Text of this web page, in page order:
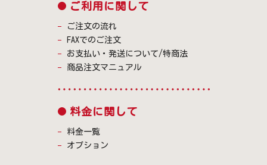
ご利用に関して
ご注文の流れ
FAXでのご注文
お支払い・発送について/特商法
商品注文マニュアル
料金に関して
料金一覧
オプション